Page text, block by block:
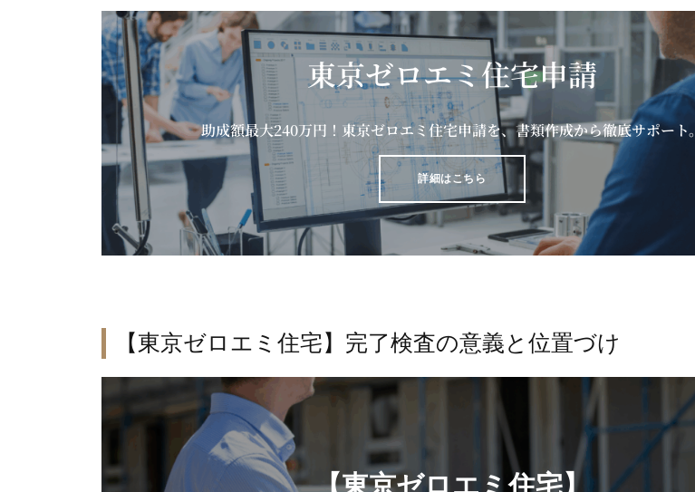
東京ゼロエミ住宅申請
助成額最大240万円！東京ゼロエミ住宅申請を、書類作成から徹底サポート。
詳細はこちら
【東京ゼロエミ住宅】完了検査の意義と位置づけ
【東京ゼロエミ住宅】